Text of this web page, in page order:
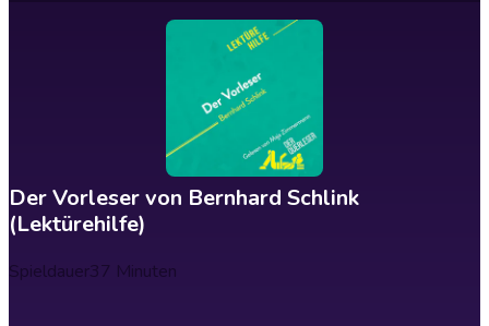
Der Vorleser von Bernhard Schlink
(Lektürehilfe)
Spieldauer37 Minuten